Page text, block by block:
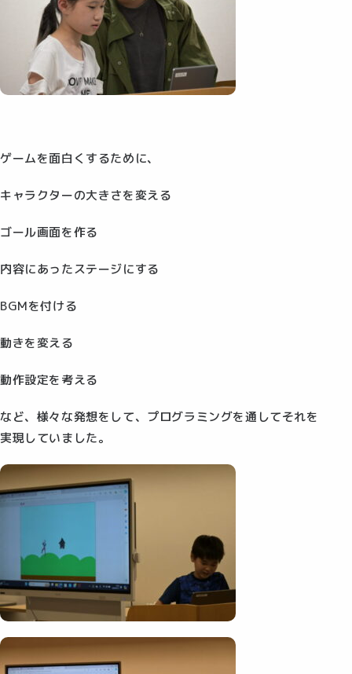
ゲームを面白くするために、
キャラクターの大きさを変える
ゴール画面を作る
内容にあったステージにする
BGMを付ける
動きを変える
動作設定を考える
など、様々な発想をして、プログラミングを通してそれを
実現していました。